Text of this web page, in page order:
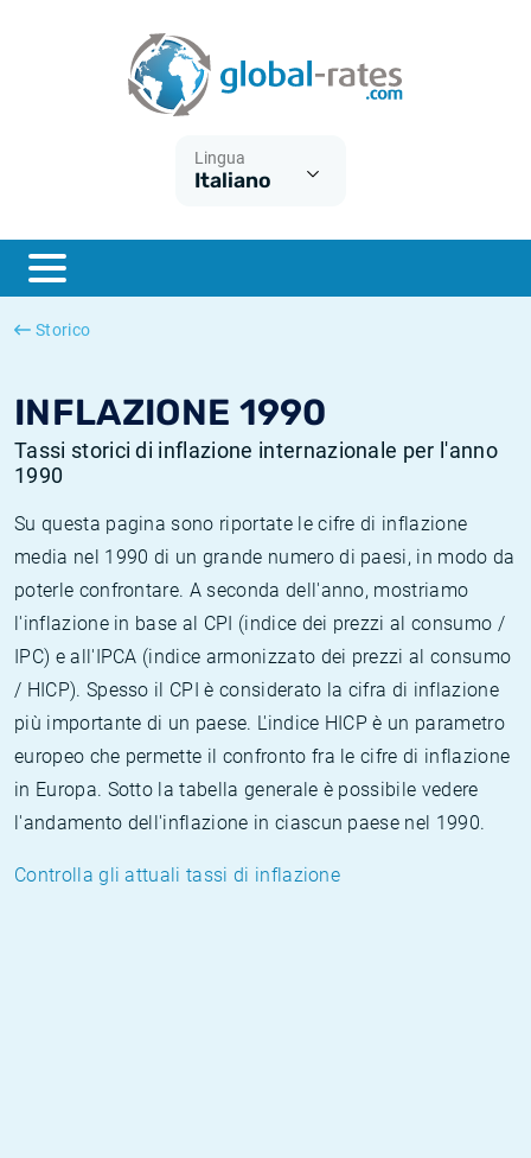
Lingua
Italiano
Storico
INFLAZIONE 1990
Tassi storici di inflazione internazionale per l'anno
1990
Su questa pagina sono riportate le cifre di inflazione
media nel 1990 di un grande numero di paesi, in modo da
poterle confrontare. A seconda dell'anno, mostriamo
l'inflazione in base al CPI (indice dei prezzi al consumo /
IPC) e all'IPCA (indice armonizzato dei prezzi al consumo
/ HICP). Spesso il CPI è considerato la cifra di inflazione
più importante di un paese. L'indice HICP è un parametro
europeo che permette il confronto fra le cifre di inflazione
in Europa. Sotto la tabella generale è possibile vedere
l'andamento dell'inflazione in ciascun paese nel 1990.
Controlla gli attuali tassi di inflazione
ESTER
SONIA
Cos'è l'inflazione CPI?
Cos'è l'inflazione HICP?
Inflazione Italia
Inflazione Stati Uniti
Tassi storici Euribor
Tassi storici di SONIA
Tassi storici di TONAR
Calcolatore dell’inflazione